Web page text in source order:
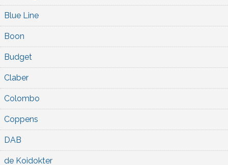
Blue Line
Boon
Budget
Claber
Colombo
Coppens
DAB
de Koidokter